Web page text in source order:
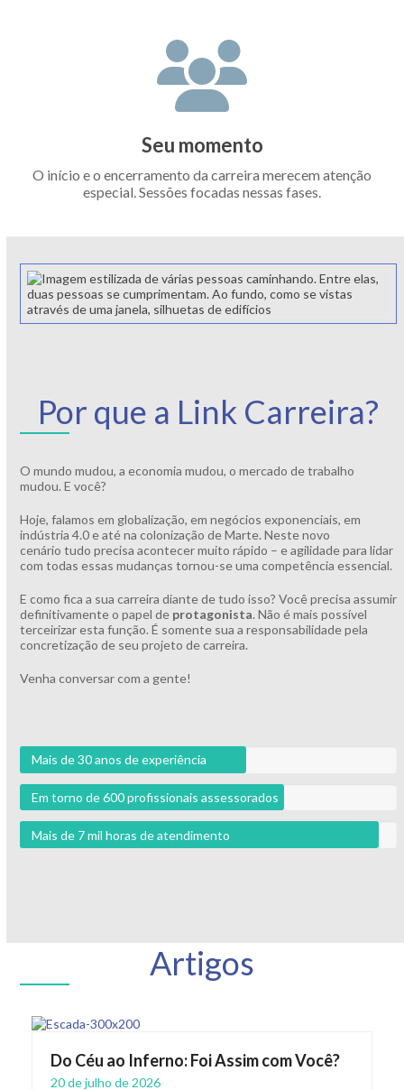
Seu momento
O início e o encerramento da carreira merecem atenção
especial. Sessões focadas nessas fases.
Por que a Link Carreira?
O mundo mudou, a economia mudou, o mercado de trabalho
mudou. E você?
Hoje, falamos em globalização, em negócios exponenciais, em
indústria 4.0 e até na colonização de Marte. Neste novo
cenário tudo precisa acontecer muito rápido – e agilidade para lidar
com todas essas mudanças tornou-se uma competência essencial.
E como fica a sua carreira diante de tudo isso? Você precisa assumir
definitivamente o papel de protagonista. Não é mais possível
terceirizar esta função. É somente sua a responsabilidade pela
concretização de seu projeto de carreira.
Venha conversar com a gente!
Mais de 30 anos de experiência
Em torno de 600 profissionais assessorados
Mais de 7 mil horas de atendimento
Artigos
Do Céu ao Inferno: Foi Assim com Você?
20 de julho de 2026